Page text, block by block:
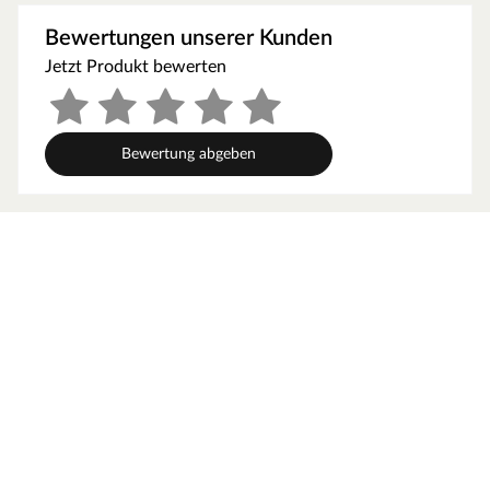
kann der Verkaufsstand einfach auf- und abgebaut
werden.
Der Marktstand ist aus kesseldruckimprägniertem
nordischem Kiefernholz gefertigt und bietet Dir durch
seine Vorbehandlung den Vorteil, dass der Marktstand
bereits vor der Witterung sowie holzzerstörenden Insekten
Bewertungen unserer Kunden
Jetzt Produkt bewerten
Bewertung abgeben